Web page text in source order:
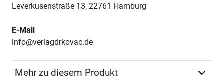
Leverkusenstraße 13, 22761 Hamburg
E-Mail
info@verlagdrkovac.de
Mehr zu diesem Produkt